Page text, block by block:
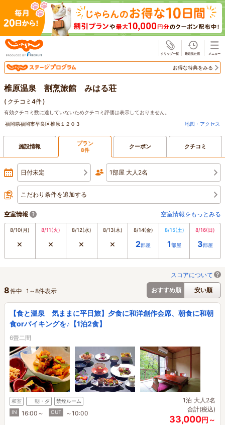
お得な特典をみる
椎原温泉 割烹旅館 みはる荘
( クチコミ4件)
有効クチコミ数に達していないためクチコミ評価は表示しておりません。
福岡県福岡市早良区椎原１２０３
地図・アクセス
施設情報 プラン
8件 クーポン クチコミ
日付未定 1部屋 大人2名
こだわり条件を追加する
空室情報 空室情報をもっとみる
8/10(月)
×
8/11(火)
×
8/12(水)
×
8/13(木)
×
8/14(金)
2部屋
8/15(土)
1部屋
8/16(日)
3部屋
スコアについて
おすすめ順
安い順
8件中 1 ～8件表示
【食と温泉 気ままに平日旅】夕食に和洋創作会席、朝食に和朝
食orバイキングを♪【1泊2食】
6畳二間
和室 朝・夕
禁煙ルーム
IN
16:00～ OUT ～10:00
1泊 大人2名
合計(税込)
33,000円～